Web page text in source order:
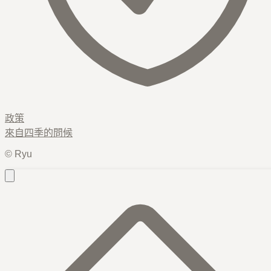
政策
來自 四季的問候
© Ryu